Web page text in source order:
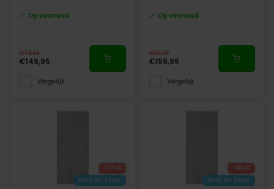
Op voorraad
€179,45
€149,95
Vergelijk
Op voorraad
€193,39
€159,95
Vergelijk
-37 €
Kant en klaar
-44 €
Kant en klaar